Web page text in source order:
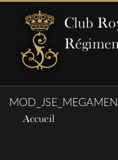
Club
Accueil